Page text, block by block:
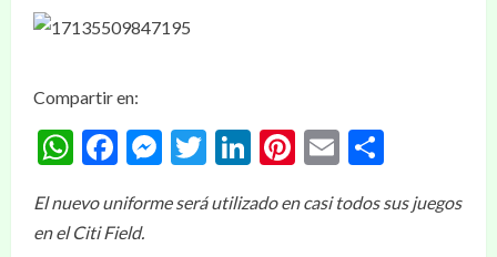
Compartir en:
WhatsApp
Facebook
Messenger
Twitter
LinkedIn
Pinterest
Email
El nuevo uniforme será utilizado en casi todos sus juegos
en el Citi Field.